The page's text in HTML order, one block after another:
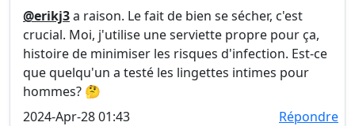
@erikj3a raison. Le fait de bien se sécher, c'est
crucial. Moi, j'utilise une serviette propre pour ça,
histoire de minimiser les risques d'infection. Est-ce
que quelqu'un a testé les lingettes intimes pour
hommes? 🤔
2024-Apr-28 01:43
Répondre